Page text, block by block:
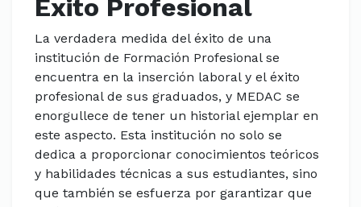
Éxito Profesional
La verdadera medida del éxito de una
institución de Formación Profesional se
encuentra en la inserción laboral y el éxito
profesional de sus graduados, y MEDAC se
enorgullece de tener un historial ejemplar en
este aspecto. Esta institución no solo se
dedica a proporcionar conocimientos teóricos
y habilidades técnicas a sus estudiantes, sino
que también se esfuerza por garantizar que